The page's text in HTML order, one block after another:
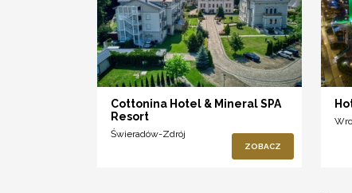
Cottonina Hotel & Mineral SPA
Resort
Świeradów-Zdrój
ZOBACZ